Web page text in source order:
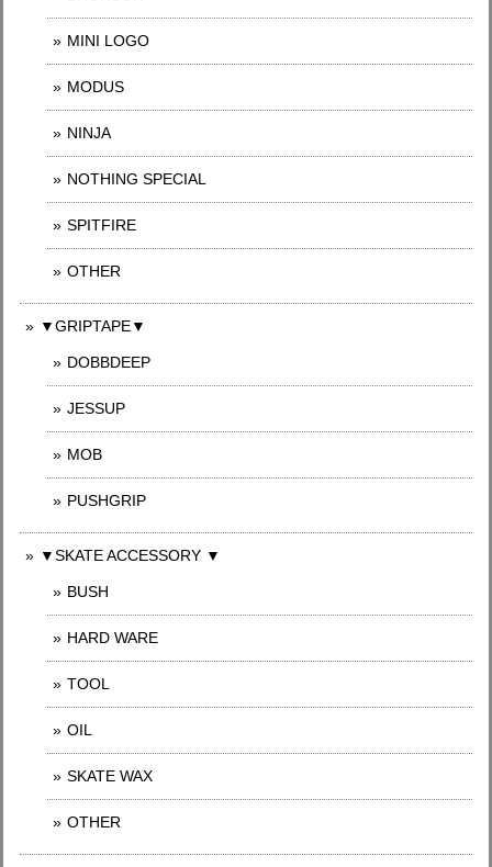
MINI LOGO
MODUS
NINJA
NOTHING SPECIAL
SPITFIRE
OTHER
▼GRIPTAPE▼
DOBBDEEP
JESSUP
MOB
PUSHGRIP
▼SKATE ACCESSORY ▼
BUSH
HARD WARE
TOOL
OIL
SKATE WAX
OTHER